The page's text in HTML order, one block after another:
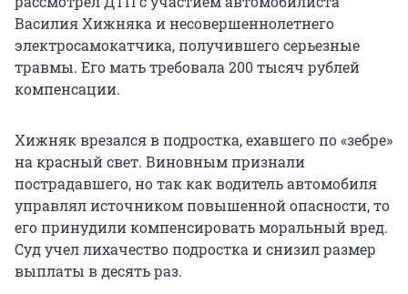
Василия Хижняка и несовершеннолетнего
электросамокатчика, получившего серьезные
травмы. Его мать требовала 200 тысяч рублей
компенсации.
Хижняк врезался в подростка, ехавшего по «зебре»
на красный свет. Виновным признали
пострадавшего, но так как водитель автомобиля
управлял источником повышенной опасности, то
его принудили компенсировать моральный вред.
Суд учел лихачество подростка и снизил размер
выплаты в десять раз.